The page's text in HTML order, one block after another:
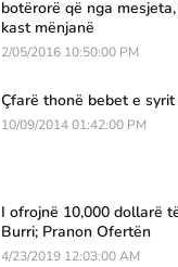
botërorë që nga
kast mënjanë
2/05/2016 10:50:00 PM
Çfarë thonë bebet e
10/09/2014 01:42:00 PM
I ofrojnë 10,000 dollarë
Burri; Pranon Ofertën
4/23/2019 12:03:00 AM